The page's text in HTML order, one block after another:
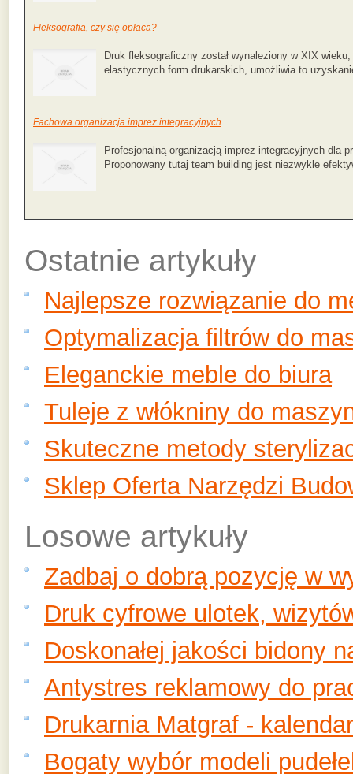
Fleksografia, czy się opłaca?
Druk fleksograficzny został wynaleziony w XIX
elastycznych form drukarskich, umożliwia to
Fachowa organizacja imprez integracyjnych
Profesjonalną organizacją imprez integracyjnych dla
Proponowany tutaj team building jest niezwykle
Ostatnie artykuły
Najlepsze rozwiązanie do
Optymalizacja filtrów do
Eleganckie meble do biura
Tuleje z włókniny do
Skuteczne metody
Sklep Oferta Narzędzi
Losowe artykuły
Zadbaj o dobrą pozycję w
Druk cyfrowe ulotek,
Doskonałej jakości bidony
Antystres reklamowy do
Drukarnia Matgraf -
Bogaty wybór modeli